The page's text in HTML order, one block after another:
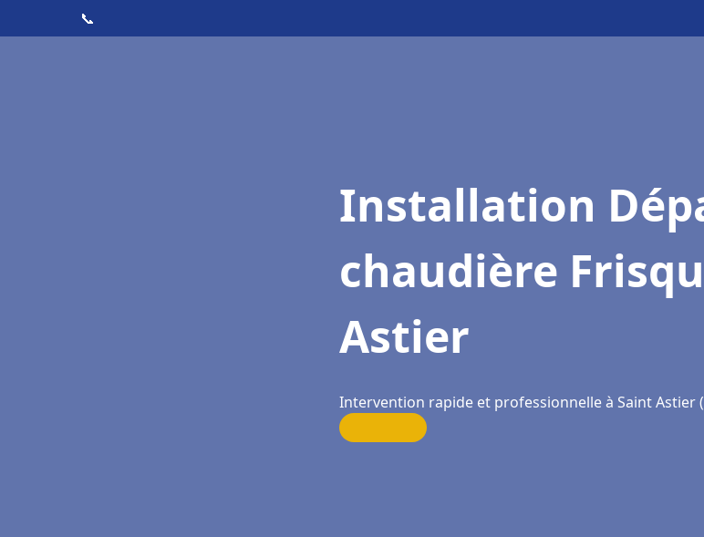
📞
Installation
chaudière
Astier
Intervention rapide et professionnelle à Saint Astier